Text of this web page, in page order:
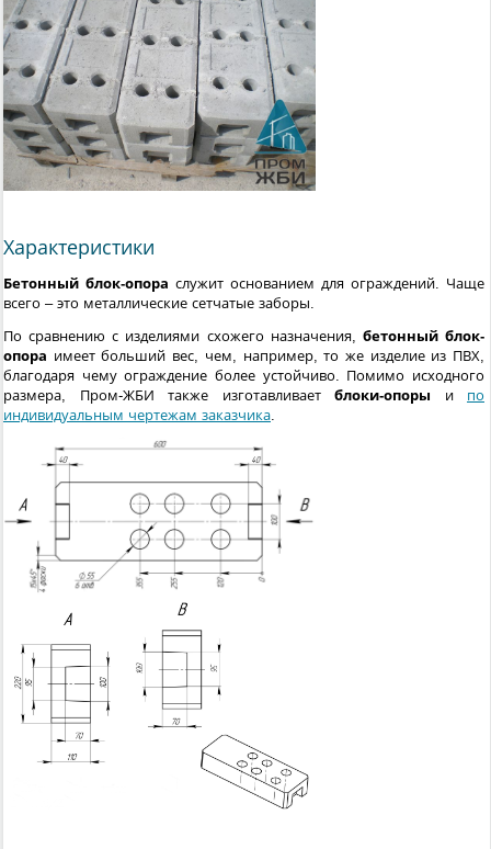
Характеристики
Бетонный блок-опора служит основанием для ограждений. Чаще
всего – это металлические сетчатые заборы.
По сравнению с изделиями схожего назначения, бетонный блок-
опора имеет больший вес, чем, например, то же изделие из ПВХ,
благодаря чему ограждение более устойчиво. Помимо исходного
размера, Пром-ЖБИ также изготавливает блоки-опоры и по
индивидуальным чертежам заказчика.